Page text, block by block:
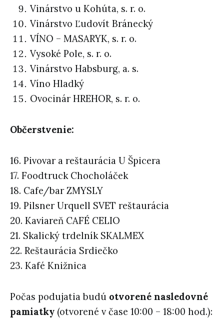
Vinárstvo u Kohúta, s. r. o.
Vinárstvo Ľudovít Bránecký
VÍNO – MASARYK, s. r. o.
Vysoké Pole, s. r. o.
Vinárstvo Habsburg, a. s.
Víno Hladký
Ovocinár HREHOR, s. r. o.
Občerstvenie:
16. Pivovar a reštaurácia U Špicera
17. Foodtruck Chocholáček
18. Cafe/bar ZMYSLY
19. Pilsner Urquell SVET reštaurácia
20. Kaviareň CAFÉ CELIO
21. Skalický trdelník SKALMEX
22. Reštaurácia Srdiečko
23. Kafé Knižnica
Počas podujatia budú otvorené nasledovné
pamiatky (otvorené v čase 10:00 – 18:00 hod.):